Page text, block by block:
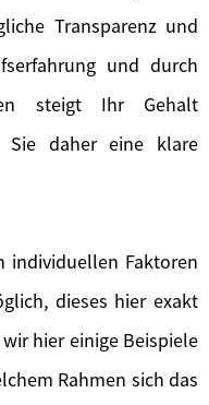
Transparenz und
und durch
steigt Ihr Gehalt
Sie daher eine klare
individuellen Faktoren
dieses hier exakt
hier einige Beispiele
Rahmen sich das